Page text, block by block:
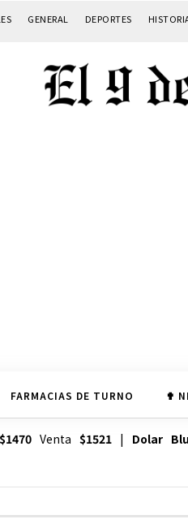
GENERAL DEPORTES
FARMACIAS DE TURNO ✟
$1470Venta $1521| Dolar